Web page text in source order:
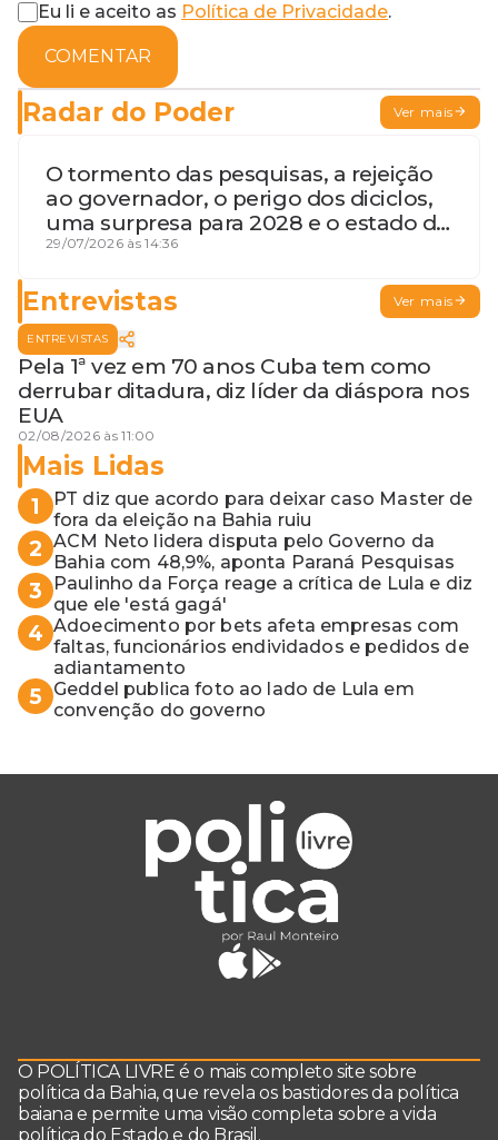
Eu li e aceito as Política de Privacidade.
COMENTAR
Radar do Poder Ver mais
O tormento das pesquisas, a rejeição
ao governador, o perigo dos diciclos,
uma surpresa para 2028 e o estado de
terceira guerra mundial
29/07/2026 às 14:36
Entrevistas Ver mais
ENTREVISTAS
Pela 1ª vez em 70 anos Cuba tem como
derrubar ditadura, diz líder da diáspora nos
EUA
02/08/2026 às 11:00
Mais Lidas
1
PT diz que acordo para deixar caso Master de
fora da eleição na Bahia ruiu
2 ACM Neto lidera disputa pelo Governo da
Bahia com 48,9%, aponta Paraná Pesquisas
3
Paulinho da Força reage a crítica de Lula e diz
que ele 'está gagá'
4 Adoecimento por bets afeta empresas com
faltas, funcionários endividados e pedidos de
adiantamento
5
Geddel publica foto ao lado de Lula em
convenção do governo
O POLÍTICA LIVRE é o mais completo site sobre
política da Bahia, que revela os bastidores da política
baiana e permite uma visão completa sobre a vida
política do Estado e do Brasil.